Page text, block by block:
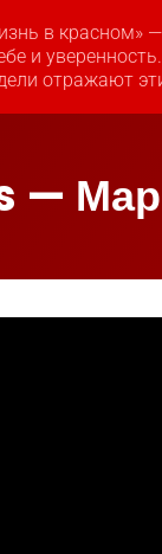
в красном»
и
отражают
—